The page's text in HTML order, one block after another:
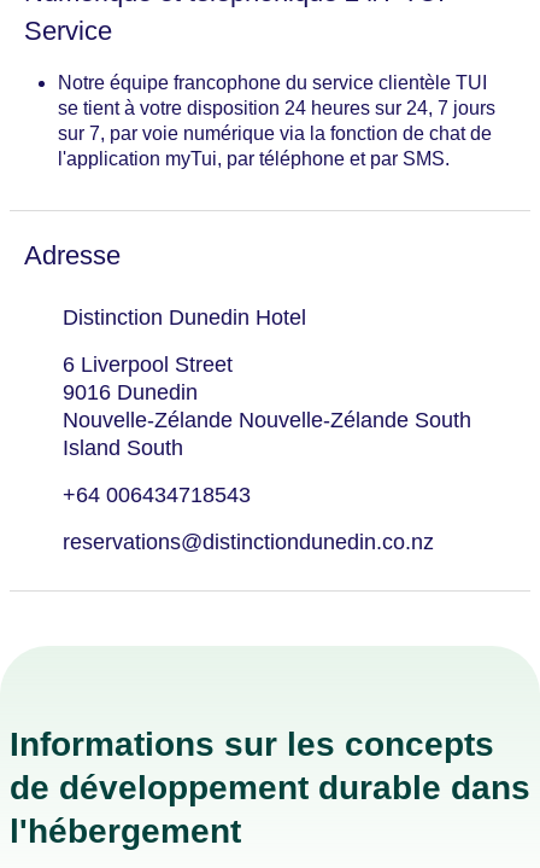
Service
Notre équipe francophone du service clientèle TUI
se tient à votre disposition 24 heures sur 24, 7 jours
sur 7, par voie numérique via la fonction de chat de
l'application myTui, par téléphone et par SMS.
Adresse
Distinction Dunedin Hotel
6 Liverpool Street
9016 Dunedin
Nouvelle-Zélande Nouvelle-Zélande South
Island South
+64 006434718543
reservations@distinctiondunedin.co.nz
Informations sur les concepts
de développement durable dans
l'hébergement